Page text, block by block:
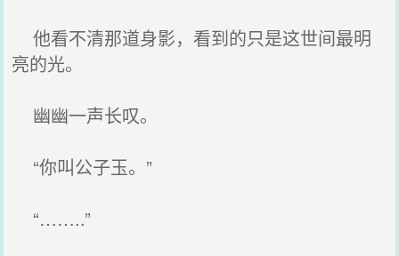
他看不清那道身影，看到的只是这世间最明
亮的光。
幽幽一声长叹。
“你叫公子玉。”
“……..”